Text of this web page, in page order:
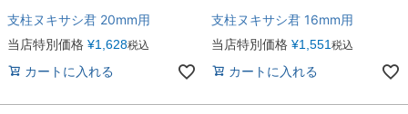
支柱ヌキサシ君 20mm用
当店特別価格 ¥1,628税込
カートに入れる
支柱ヌキサシ君 16mm用
当店特別価格 ¥1,551 税込
カートに入れる